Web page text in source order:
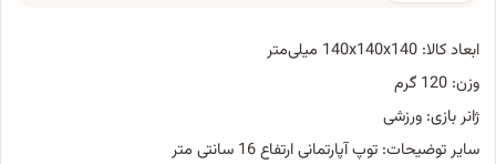
ابعاد کالا: 140x140x140 میلی‌متر
وزن: 120 گرم
ژانر بازی: ورزشی
سایر توضیحات: توپ آپارتمانی ارتفاع 16 سانتی متر